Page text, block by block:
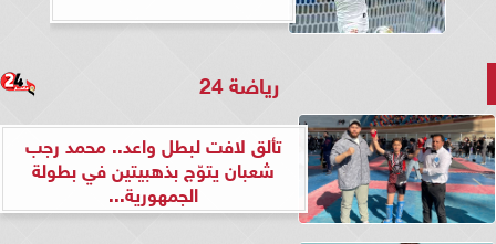
رياضة 24
تألق لافت لبطل واعد.. محمد رجب
شعبان يتوّج بذهبيتين في بطولة
الجمهورية...